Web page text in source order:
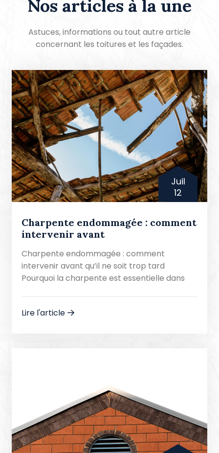
Nos articles à la une
Astuces, informations ou tout autre article
concernant les toitures et les façades.
Juil
12
Charpente endommagée : comment
intervenir avant
Charpente endommagée : comment
intervenir avant qu’il ne soit trop tard
Pourquoi la charpente est essentielle dans
Lire l'article